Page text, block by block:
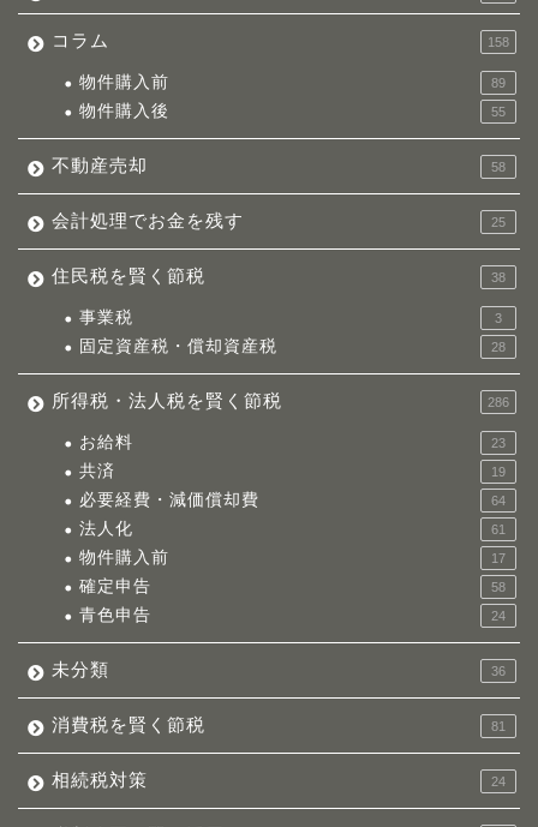
コラム 158
物件購入前 89
物件購入後 55
不動産売却 58
会計処理でお金を残す 25
住民税を賢く節税 38
事業税 3
固定資産税・償却資産税 28
所得税・法人税を賢く節税 286
お給料 23
共済 19
必要経費・減価償却費 64
法人化 61
物件購入前 17
確定申告 58
青色申告 24
未分類 36
消費税を賢く節税 81
相続税対策 24